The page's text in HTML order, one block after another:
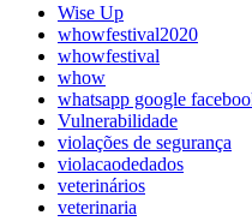
Wise Up
whowfestival2020
whowfestival
whow
whatsapp google
Vulnerabilidade
violações de segurança
violacaodedados
veterinários
veterinaria